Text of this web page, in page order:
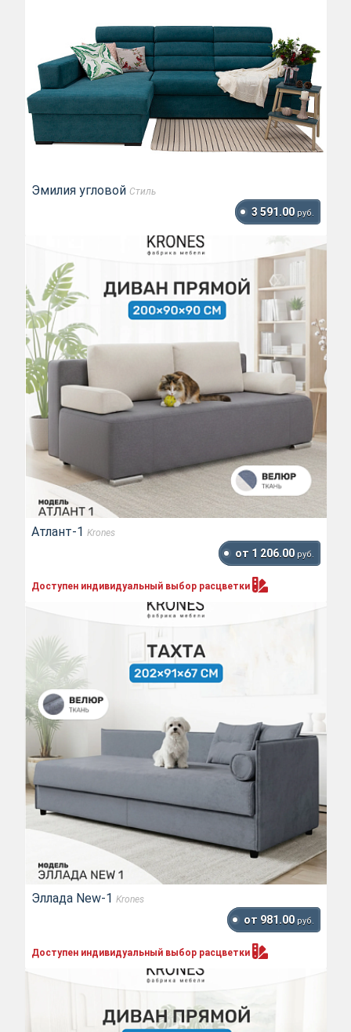
Эмилия угловой Стиль
3 591.00 руб.
Атлант-1 Krones
от 1 206.00 руб.
Доступен индивидуальный выбор расцветки
Эллада New-1 Krones
от 981.00 руб.
Доступен индивидуальный выбор расцветки